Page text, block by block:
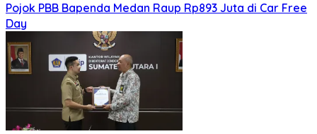
Pojok PBB Bapenda Medan Raup Rp893 Juta di Car Free
Day